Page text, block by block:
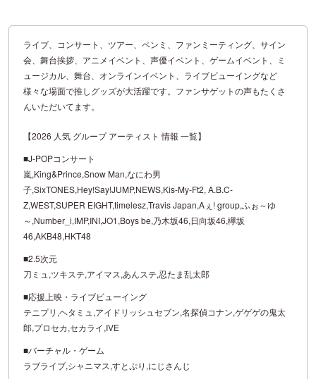
ライブ、コンサート、ツアー、ペンミ、ファンミーティング、サイン
会、舞台挨拶、アニメイベント、声優イベント、ゲームイベント、ミ
ュージカル、舞台、オンラインイベント、ライブビューイングなど
様々な場面で推しグッズが大活躍です。ファンサゲットの声もたくさ
んいただいてます。
【2026 人気 グループ アーティスト 情報 一覧】
■J-POPコンサート
嵐,King&Prince,Snow Man,なにわ男
子,SixTONES,Hey!Say!JUMP,NEWS,Kis-My-Ft2, A.B.C-
Z,WEST,SUPER EIGHT,timelesz,Travis Japan,Aぇ! group,ふぉ～ゆ
～,Number_i,IMP,INI,JO1,Boys be,乃木坂46,日向坂46,欅坂
46,AKB48,HKT48
■2.5次元
刀ミュ,ツキステ,アイマス,あんステ,忍たま乱太郎
■応援上映・ライブビューイング
テニプリ,ヘタミュ,アイドリッシュセブン,名探偵コナン,ゲゲゲの鬼太
郎,プロセカ,セカライ,IVE
■バーチャル・ゲーム
ラブライブ,シャニマス,すとぷり,にじさんじ